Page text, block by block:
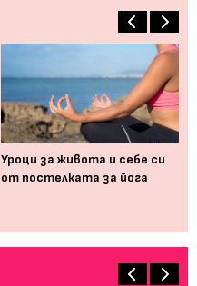
Уроци за живота и себе си
от постелката за йога